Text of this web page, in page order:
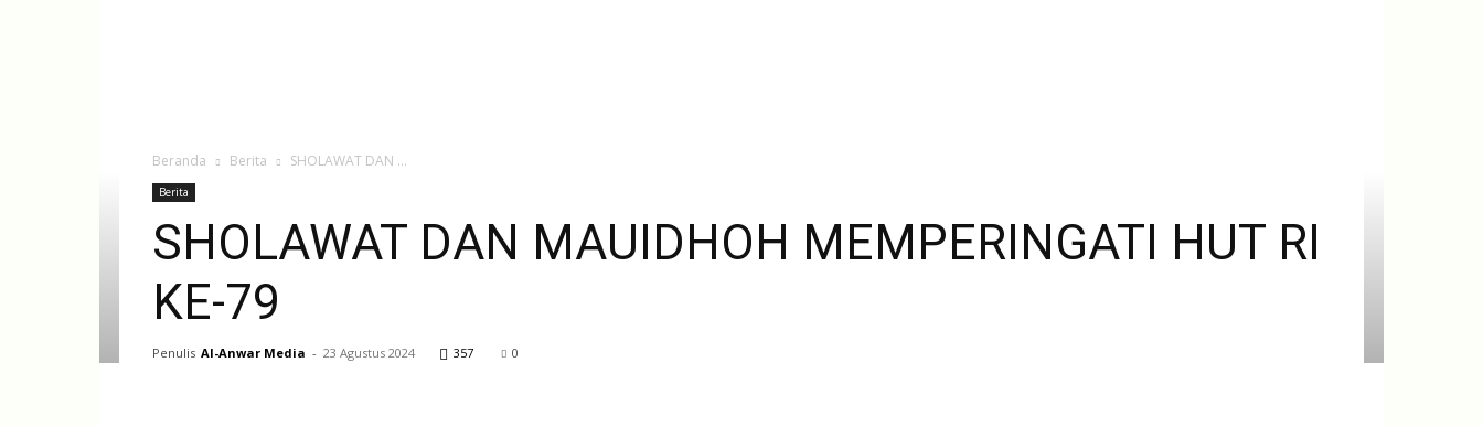
Beranda Berita SHOLAWAT DAN ...
Berita
SHOLAWAT DAN MAUIDHOH MEMPERINGATI HUT RI
KE-79
Penulis Al-Anwar Media - 23 Agustus 2024 357 0